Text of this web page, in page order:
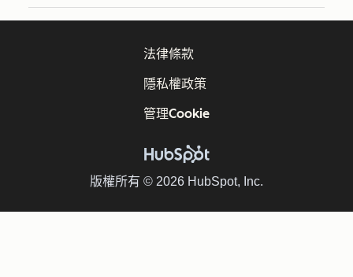
版權所有 © 2026 HubSpot, Inc.
法律條款
隱私權政策
管理Cookie